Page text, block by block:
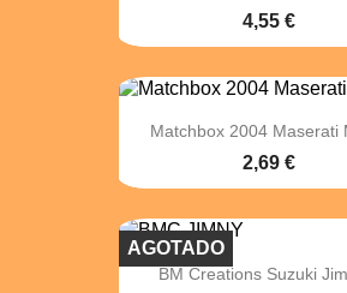
4,55 €
Matchbox 2004 Maserati
2,69 €
BM Creations Suzuki
AGOTADO